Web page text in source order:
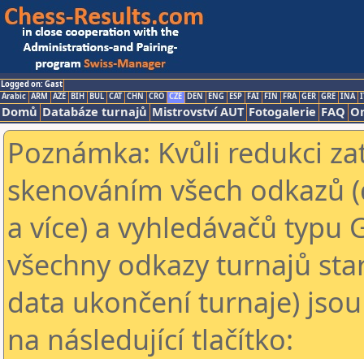
Logged on: Gast
Arabic ARM AZE BIH BUL CAT CHN CRO CZE DEN ENG ESP FAI FIN FRA GER GRE INA
Domů Databáze turnajů Mistrovství AUT Fotogalerie FAQ
Poznámka: Kvůli redukci
skenováním všech odkazů
a více) a vyhledávačů typu
všechny odkazy turnajů
data ukončení turnaje)
na následující tlačítko: